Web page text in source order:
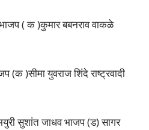
भाजप ( क )कुमार बबनराव वाकळे
(क )सीमा युवराज शिंदे राष्ट्रवादी
सुशांत जाधव भाजप (ड) सागर